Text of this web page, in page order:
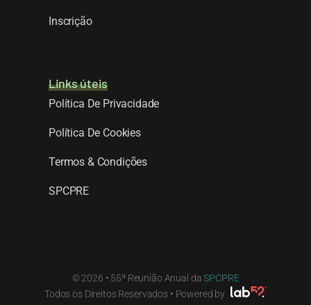
Inscrição
Links úteis
Política De Privacidade
Política De Cookies
Termos & Condições
SPCPRE
© 2026 • 55ª Reunião Anual daSPCPRE
Todos os Direitos Reservados • Powered by